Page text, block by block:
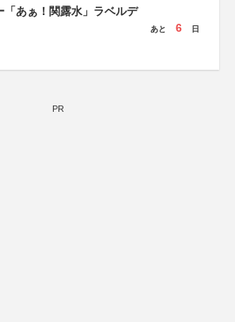
「あぁ！関露水」ラベルデ
あと 6 日
PR